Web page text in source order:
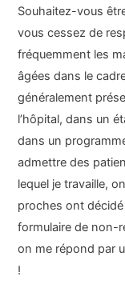
Souhaitez-vous
vous cessez de
fréquemment les
âgées dans le
généralement
l’hôpital, dans un
dans un
admettre des
lequel je travaille,
proches ont
formulaire de non-
on me répond par
!